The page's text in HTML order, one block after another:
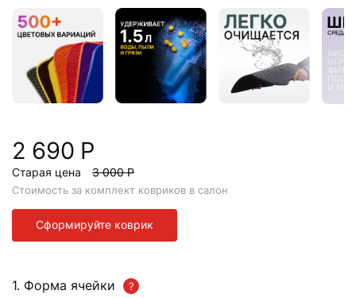
2 690 Р
Старая цена 3 000 Р
Стоимость за комплект ковриков в салон
Сформируйте коврик
1. Форма ячейки